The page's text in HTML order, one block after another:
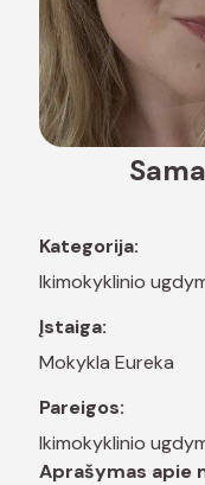
Kategorija:
Ikimokyklinio
Įstaiga:
Mokykla Eureka
Pareigos:
Ikimokyklinio
Aprašymas apie